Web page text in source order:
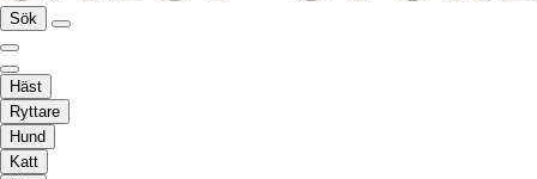
Sök
Häst
Ryttare
Hund
Katt